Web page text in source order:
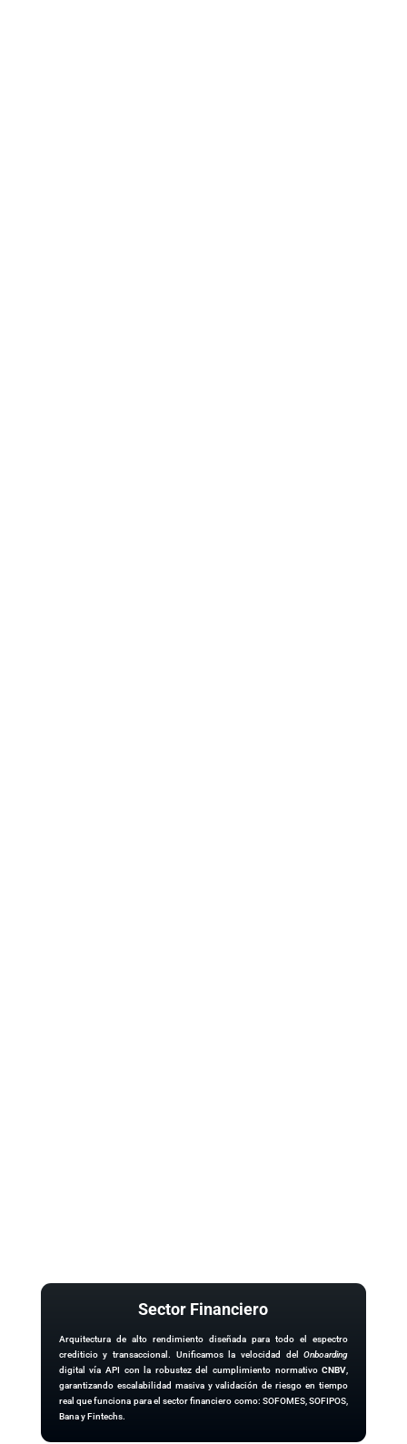
Sector Financiero
Arquitectura de alto rendimiento diseñada para todo el espectro
crediticio y transaccional. Unificamos la velocidad delOnboarding
digital vía API con la robustez del cumplimiento normativoCNBV
garantizando escalabilidad masiva y validación de riesgo en tiempo
real que funciona para el sector financiero como: SOFOMES, SOFIPOS,
Bana y Fintechs.